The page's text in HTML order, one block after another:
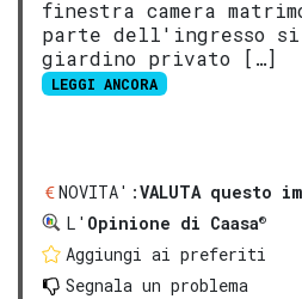
finestra camera
parte dell'ingresso
giardino privato […]
LEGGI ANCORA
NOVITA':VALUTA questo
L' Opinione di Caasa®
Aggiungi ai preferiti
Segnala un problema